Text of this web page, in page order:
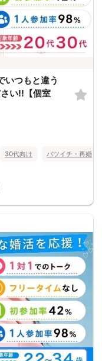
いつもと違う
い!!【個室
30代向け バツイチ・再婚